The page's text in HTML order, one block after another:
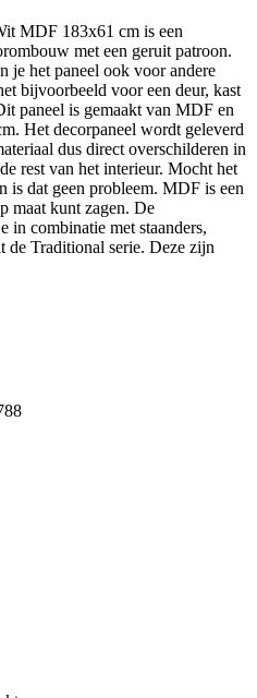
MDF 183x61 cm is een
met een geruit patroon.
je het paneel ook voor andere
bijvoorbeeld voor een deur, kast
paneel is gemaakt van MDF en
Het decorpaneel wordt geleverd
dus direct overschilderen in
rest van het interieur. Mocht het
is dat geen probleem. MDF is een
maat kunt zagen. De
in combinatie met staanders,
de Traditional serie. Deze zijn